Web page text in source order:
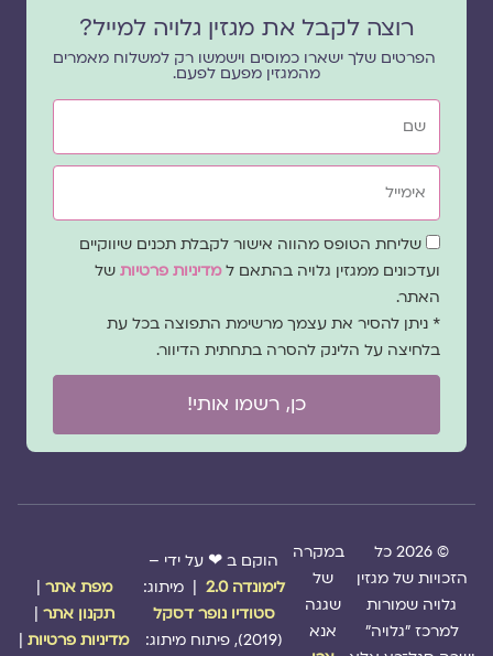
רוצה לקבל את מגזין גלויה למייל?
הפרטים שלך ישארו כמוסים וישמשו רק למשלוח מאמרים
מהמגזין מפעם לפעם.
שם
אימייל
שדה
הסכמה
שליחת הטופס מהווה אישור לקבלת תכנים שיווקיים
ועדכונים ממגזין גלויה בהתאם ל מדיניות פרטיותשל
האתר.
* ניתן להסיר את עצמך מרשימת התפוצה בכל עת
בלחיצה על הלינק להסרה בתחתית הדיוור.
כן, רשמו אותי!
© 2026 כל
הזכויות של מגזין
גלויה שמורות
למרכז "גלויה"
במקרה
של
שגגה
אנא
הוקם ב ❤ על ידי –
לימונדה 2.0
| מיתוג:
סטודיו נופר דסקל
מפת אתר|
תקנון אתר|
מדיניות פרטיות|